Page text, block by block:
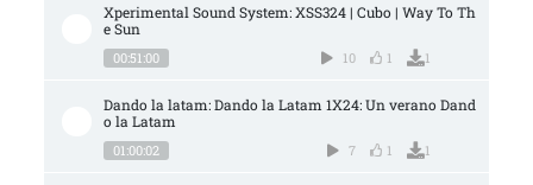
Xperimental Sound System: XSS324 | Cubo | Way To Th
e Sun
00:51:00 10 1 1
Dando la latam: Dando la Latam 1X24: Un verano Dand
o la Latam
01:00:02 7 1 1